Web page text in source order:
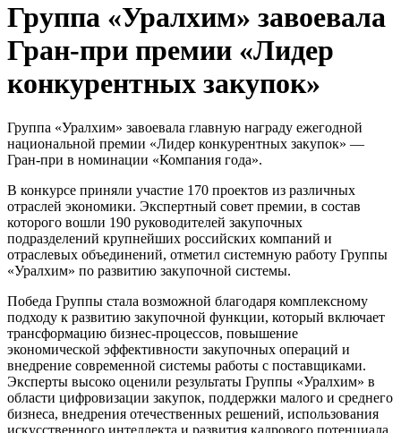
Группа «Уралхим» завоевала
Гран-при премии «Лидер
конкурентных закупок»
Группа «Уралхим» завоевала главную награду ежегодной
национальной премии «Лидер конкурентных закупок» —
Гран-при в номинации «Компания года».
В конкурсе приняли участие 170 проектов из различных
отраслей экономики. Экспертный совет премии, в состав
которого вошли 190 руководителей закупочных
подразделений крупнейших российских компаний и
отраслевых объединений, отметил системную работу Группы
«Уралхим» по развитию закупочной системы.
Победа Группы стала возможной благодаря комплексному
подходу к развитию закупочной функции, который включает
трансформацию бизнес-процессов, повышение
экономической эффективности закупочных операций и
внедрение современной системы работы с поставщиками.
Эксперты высоко оценили результаты Группы «Уралхим» в
области цифровизации закупок, поддержки малого и среднего
бизнеса, внедрения отечественных решений, использования
искусственного интеллекта и развития кадрового потенциала.